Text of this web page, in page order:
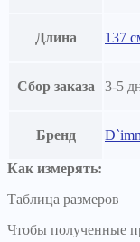
Длина 137
Сбор заказа 3-5
Бренд
Как измерять:
Таблица размеров
Чтобы полученные